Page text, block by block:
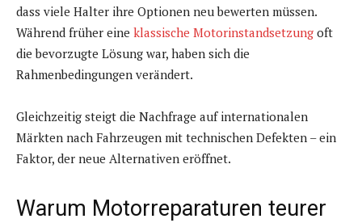
dass viele Halter ihre Optionen neu bewerten müssen.
Während früher eine klassische Motorinstandsetzung oft
die bevorzugte Lösung war, haben sich die
Rahmenbedingungen verändert.
Gleichzeitig steigt die Nachfrage auf internationalen
Märkten nach Fahrzeugen mit technischen Defekten – ein
Faktor, der neue Alternativen eröffnet.
Warum Motorreparaturen teurer